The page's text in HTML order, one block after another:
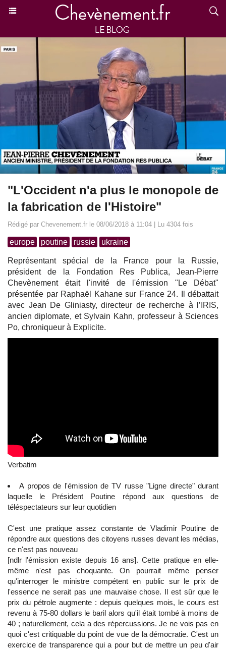
"L'Occident n'a plus le monopole de
la fabrication de l'Histoire"
Rédigé par Chevenement.fr le 08/06/2018 à 11:04 | Lu 4304 fois
europe poutine russie ukraine
Représentant spécial de la France pour la Russie,
président de la Fondation Res Publica, Jean-Pierre
Chevènement était l'invité de l'émission "Le Débat"
présentée par Raphaël Kahane sur France 24. Il débattait
avec Jean De Gliniasty, directeur de recherche à l’IRIS,
ancien diplomate, et Sylvain Kahn, professeur à Sciences
Po, chroniqueur à Explicite.
Verbatim
A propos de l'émission de TV russe "Ligne directe" durant
laquelle le Président Poutine répond aux questions de
téléspectateurs sur leur quotidien
C'est une pratique assez constante de Vladimir Poutine de
répondre aux questions des citoyens russes devant les médias,
ce n'est pas nouveau
[ndlr l'émission existe depuis 16 ans]. Cette pratique en elle-
même n'est pas choquante. On pourrait même penser
qu'interroger le ministre compétent en public sur le prix de
l'essence ne serait pas une mauvaise chose. Il est sûr que le
prix du pétrole augmente : depuis quelques mois, le cours est
revenu à 75-80 dollars le baril alors qu'il était tombé à moins de
40 ; naturellement, cela a des répercussions. Je ne vois pas en
quoi c'est critiquable du point de vue de la démocratie. C'est un
exercice de transparence qui a pour but de mettre un peu d'air